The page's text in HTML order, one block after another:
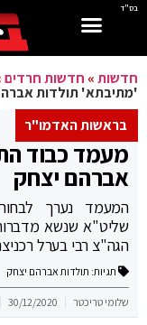
בס"ד
חדשות» חדשות חרדים
'מתיבתא' תולדות
בראשות האדמו"ר
מעמד כבוד
אברהם יצחק
המעמד נערך
שליט"א שנשא
הגה"צ רבי בערל
תגיות: תולדות אברהם יצחק
שלומי טריכטר 30/12/2020